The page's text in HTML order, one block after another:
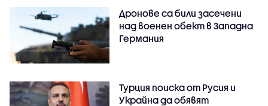
Дронове са били засечени
над военен обект в Западна
Германия
Турция поиска от Русия и
Украйна да обявят